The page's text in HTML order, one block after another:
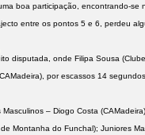
boa participação, encontrando-se
entre os pontos 5 e 6, perdeu
disputada, onde Filipa Sousa
por escassos 14
– Diogo Costa
Montanha do Funchal); Juniores